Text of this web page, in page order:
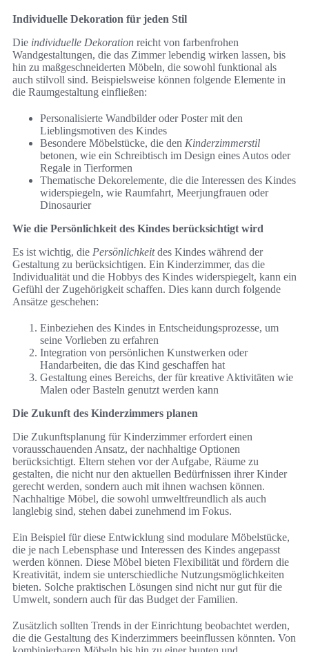
Individuelle Dekoration für jeden Stil
Die individuelle Dekoration reicht von farbenfrohen
Wandgestaltungen, die das Zimmer lebendig wirken lassen, bis
hin zu maßgeschneiderten Möbeln, die sowohl funktional als
auch stilvoll sind. Beispielsweise können folgende Elemente in
die Raumgestaltung einfließen:
Personalisierte Wandbilder oder Poster mit den
Lieblingsmotiven des Kindes
Besondere Möbelstücke, die den Kinderzimmerstil
betonen, wie ein Schreibtisch im Design eines Autos oder
Regale in Tierformen
Thematische Dekorelemente, die die Interessen des Kindes
widerspiegeln, wie Raumfahrt, Meerjungfrauen oder
Dinosaurier
Wie die Persönlichkeit des Kindes berücksichtigt wird
Es ist wichtig, die Persönlichkeitdes Kindes während der
Gestaltung zu berücksichtigen. Ein Kinderzimmer, das die
Individualität und die Hobbys des Kindes widerspiegelt, kann ein
Gefühl der Zugehörigkeit schaffen. Dies kann durch folgende
Ansätze geschehen:
Einbeziehen des Kindes in Entscheidungsprozesse, um
seine Vorlieben zu erfahren
Integration von persönlichen Kunstwerken oder
Handarbeiten, die das Kind geschaffen hat
Gestaltung eines Bereichs, der für kreative Aktivitäten wie
Malen oder Basteln genutzt werden kann
Die Zukunft des Kinderzimmers planen
Die Zukunftsplanung für Kinderzimmer erfordert einen
vorausschauenden Ansatz, der nachhaltige Optionen
berücksichtigt. Eltern stehen vor der Aufgabe, Räume zu
gestalten, die nicht nur den aktuellen Bedürfnissen ihrer Kinder
gerecht werden, sondern auch mit ihnen wachsen können.
Nachhaltige Möbel, die sowohl umweltfreundlich als auch
langlebig sind, stehen dabei zunehmend im Fokus.
Ein Beispiel für diese Entwicklung sind modulare Möbelstücke,
die je nach Lebensphase und Interessen des Kindes angepasst
werden können. Diese Möbel bieten Flexibilität und fördern die
Kreativität, indem sie unterschiedliche Nutzungsmöglichkeiten
bieten. Solche praktischen Lösungen sind nicht nur gut für die
Umwelt, sondern auch für das Budget der Familien.
Zusätzlich sollten Trends in der Einrichtung beobachtet werden,
die die Gestaltung des Kinderzimmers beeinflussen könnten. Von